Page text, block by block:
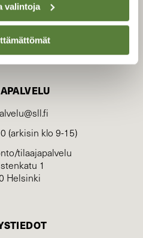
valintoja
(arkisin klo 9-15)
tilaajapalvelu
1
Helsinki